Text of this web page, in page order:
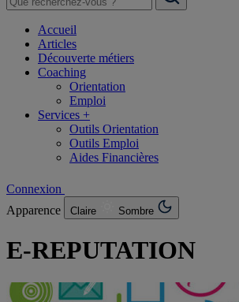
Accueil
Articles
Découverte métiers
Coaching
Orientation
Emploi
Services +
Outils Orientation
Outils Emploi
Aides Financières
Connexion
Apparence
Claire Sombre
E-REPUTATION